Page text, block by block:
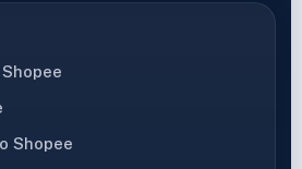
Shopee